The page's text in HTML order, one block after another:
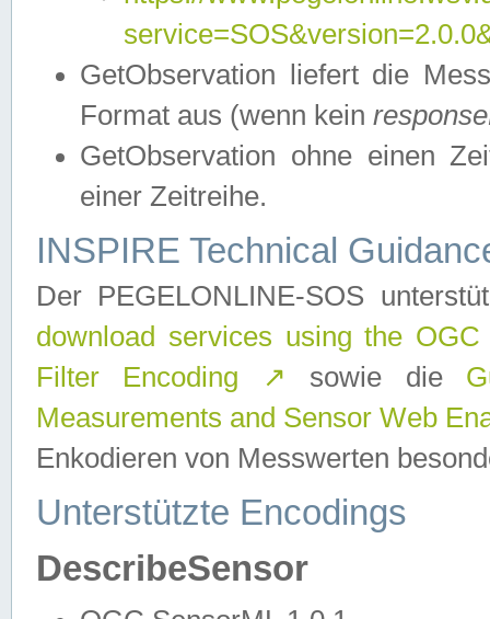
GetObservation liefert die
Format aus (wenn kein
GetObservation ohne einen
einer Zeitreihe.
INSPIRE Technical
Der PEGELONLINE-SOS
download services using the
Filter Encoding
↗ sowie die
Measurements and Sensor Web
Enkodieren von Messwerten
Unterstützte Encodings
DescribeSensor